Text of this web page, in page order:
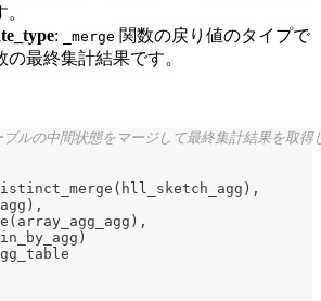
: _merge 関数の戻り値のタイプで
最終集計結果です。
の中間状態をマージして最終集計結果を取得
( hll_sketch_agg ) ,
) ,
( array_agg_agg ) ,
)